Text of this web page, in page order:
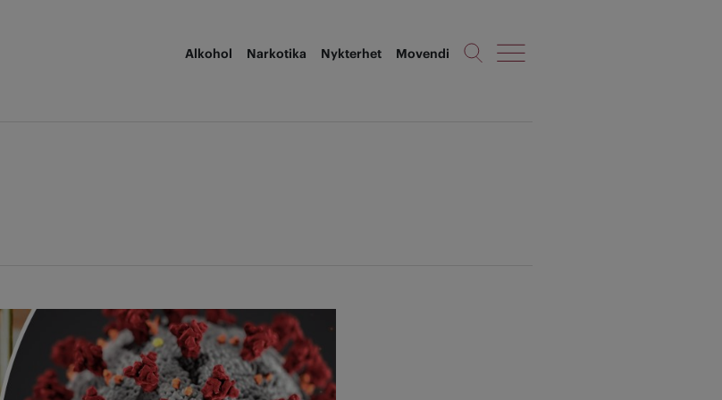
Alkohol Narkotika Nykterhet Movendi